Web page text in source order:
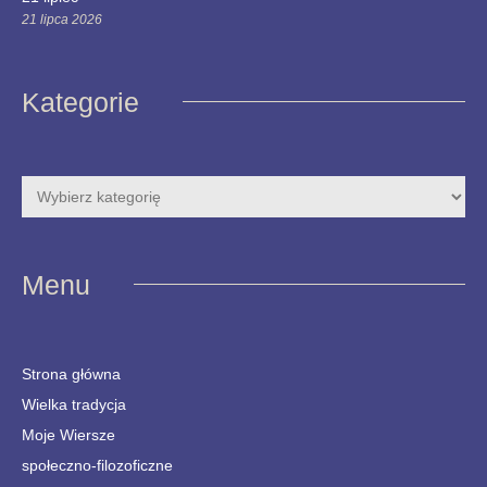
21 lipca 2026
Kategorie
Menu
Strona główna
Wielka tradycja
Moje Wiersze
społeczno-filozoficzne